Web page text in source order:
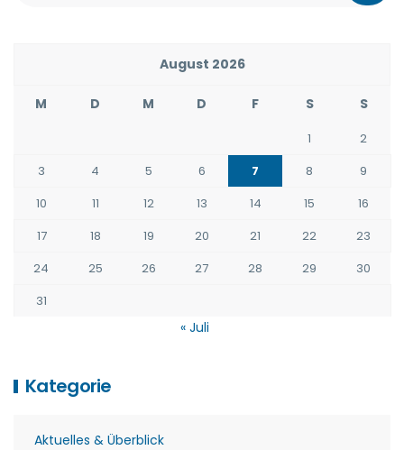
August 2026
M D M D F S S
1
2
3
4 5 6 7 8
9
10
11 12 13 14 15
16
17
18 19 20 21 22
23
24
25 26 27 28 29
30
31
« Juli
Kategorie
Aktuelles & Überblick